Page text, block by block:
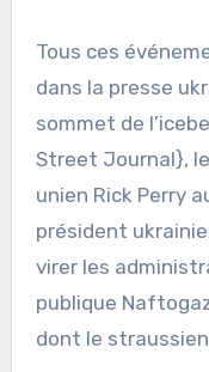
Tous ces
dans la presse
sommet de
Street Journal},
unien Rick Perry
président
virer les
publique
dont le